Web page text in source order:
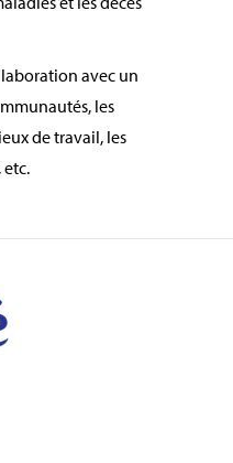
avec un
les
de travail, les